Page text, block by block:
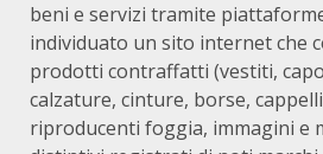
beni e servizi tramite
individuato un sito internet che
prodotti contraffatti (vestiti,
calzature, cinture, borse,
riproducenti foggia, immagini e